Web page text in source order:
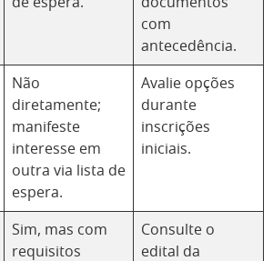
de espera.
documentos
com
antecedência.
Não
diretamente;
manifeste
interesse em
outra via lista de
espera.
Avalie opções
durante
inscrições
iniciais.
Sim, mas com
requisitos
Consulte o
edital da